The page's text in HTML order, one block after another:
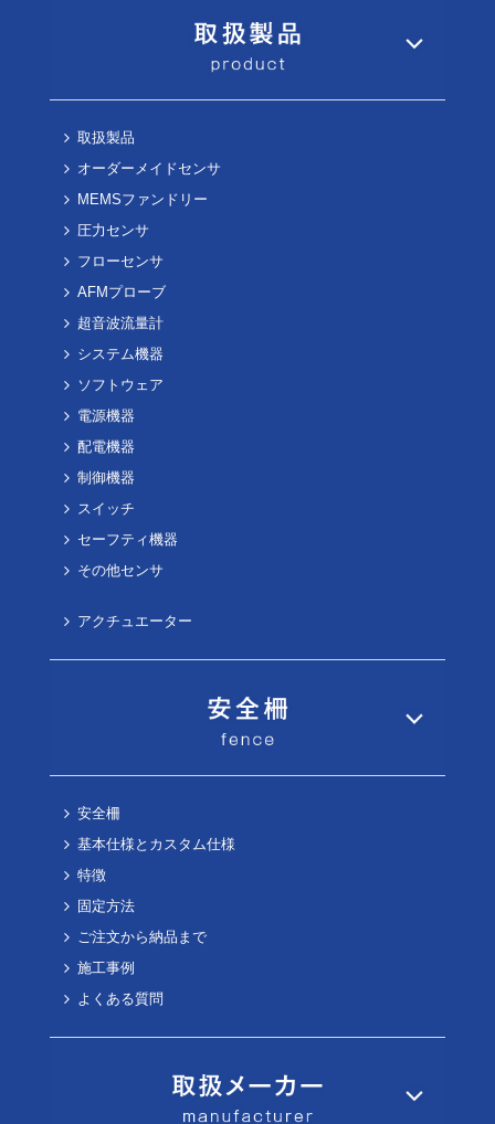
取扱製品
オーダーメイドセンサ
MEMSファンドリー
圧力センサ
フローセンサ
AFMプローブ
超音波流量計
システム機器
ソフトウェア
電源機器
配電機器
制御機器
スイッチ
セーフティ機器
その他センサ
アクチュエーター
安全柵
基本仕様とカスタム仕様
特徴
固定方法
ご注文から納品まで
施工事例
よくある質問